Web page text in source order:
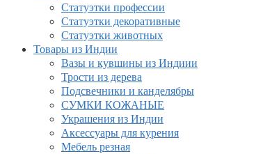
Статуэтки профессии
Статуэтки декоративные
Статуэтки животных
Товары из Индии
Вазы и кувшины из Индиии
Трости из дерева
Подсвечники и канделябры
СУМКИ КОЖАНЫЕ
Украшения из Индии
Аксессуары для курения
Мебель резная